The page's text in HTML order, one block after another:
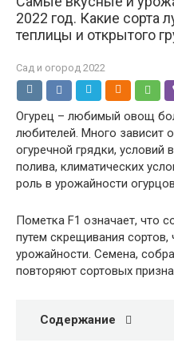
2022 год. Какие сорта
теплицы и открытого
Сад и огород 2022
Огурец – любимый овощ
любителей. Много зависит
огуречной грядки,
полива, климатических
роль в урожайности
Пометка F1 означает, что
путем скрещивания
урожайности. Семена,
повторяют сортовых
Содержание